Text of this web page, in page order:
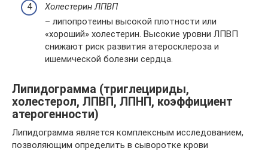
Холестерин ЛПВП
– липопротеины высокой плотности или
«хороший» холестерин. Высокие уровни ЛПВП
снижают риск развития атеросклероза и
ишемической болезни сердца.
Липидограмма (триглецириды,
холестерол, ЛПВП, ЛПНП, коэффициент
атерогенности)
Липидограмма является комплексным исследованием,
позволяющим определить в сыворотке крови